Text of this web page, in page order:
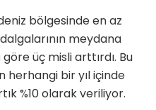
bölgesinde en az
meydana
göre üç misli arttırdı. Bu
herhangi bir yıl içinde
%10 olarak veriliyor.